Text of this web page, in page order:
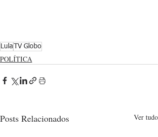
LulaTV Globo
POLÍTICA
Posts Relacionados Ver tudo